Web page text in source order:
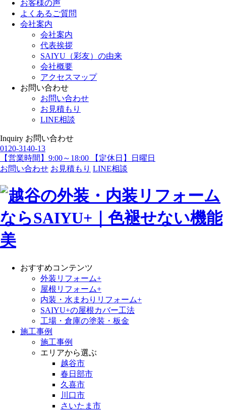
お客様の声
よくあるご質問
会社案内
会社案内
代表挨拶
SAIYU（彩友）の由来
会社概要
アクセスマップ
お問い合わせ
お問い合わせ
お見積もり
LINE相談
Inquiry お問い合わせ
0120-3140-13
【営業時間】9:00～18:00 【定休日】日曜日
お問い合わせ お見積もり LINE相談
おすすめコンテンツ
外装リフォーム+
屋根リフォーム+
内装・水まわりリフォーム+
SAIYU+の屋根カバー工法
工場・倉庫の塗装・板金
施工事例
施工事例
エリアから選ぶ
越谷市
春日部市
久喜市
川口市
さいたま市